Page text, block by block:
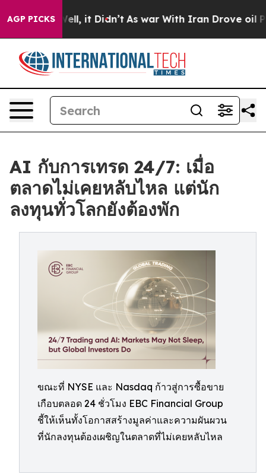
AGP PICKS
Well, it Didn’t As war With Iran Drove oil Prices
AI กับการเทรด 24/7: เมื่อ
ตลาดไม่เคยหลับไหล แต่นัก
ลงทุนทั่วโลกยังต้องพัก
ขณะที่ NYSE และ Nasdaq ก้าวสู่การซื้อขาย
เกือบตลอด 24 ชั่วโมง EBC Financial Group
ชี้ให้เห็นทั้งโอกาสสร้างมูลค่าและความผันผวน
ที่นักลงทุนต้องเผชิญในตลาดที่ไม่เคยหลับไหล